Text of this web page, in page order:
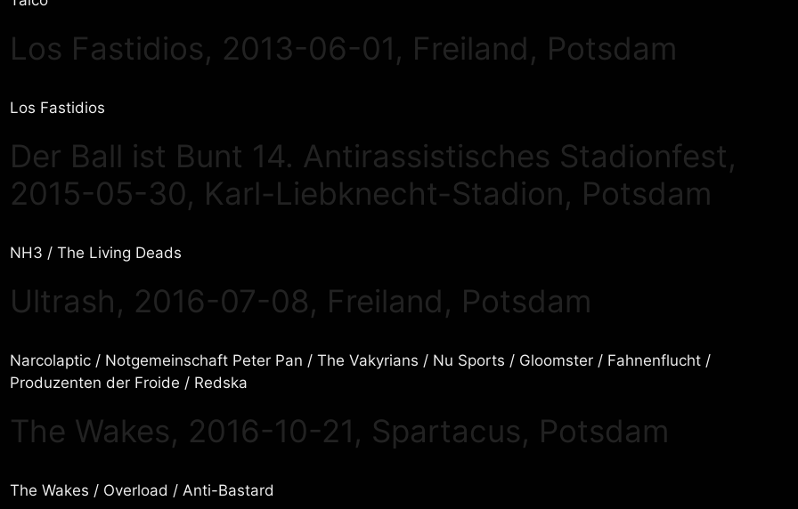
Los Fastidios, 2013-06-01, Freiland, Potsdam
Los Fastidios
Der Ball ist Bunt 14. Antirassistisches Stadionfest,
2015-05-30, Karl-Liebknecht-Stadion, Potsdam
NH3 / The Living Deads
Ultrash, 2016-07-08, Freiland, Potsdam
Narcolaptic / Notgemeinschaft Peter Pan / The Vakyrians / Nu Sports / Gloomster / Fahnenflucht /
Produzenten der Froide / Redska
The Wakes, 2016-10-21, Spartacus, Potsdam
The Wakes / Overload / Anti-Bastard